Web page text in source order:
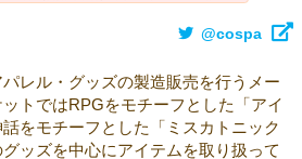
@cospa
レル・グッズの製造販売を行うメー
トではRPGをモチーフとした「アイ
をモチーフとした「ミスカトニック
ッズを中心にアイテムを取り扱って